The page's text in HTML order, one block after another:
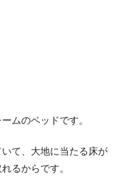
ムのベッドです。
て、大地に当たる床が
るからです。